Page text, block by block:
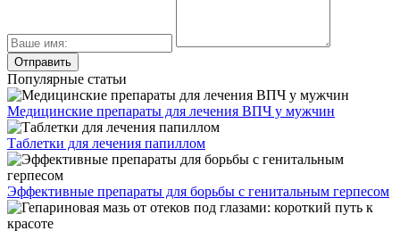
Популярные статьи
Медицинские препараты для лечения ВПЧ у мужчин
Таблетки для лечения папиллом
Эффективные препараты для борьбы с генитальным герпесом